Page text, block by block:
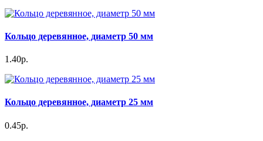
Кольцо деревянное, диаметр 50 мм
1.40р.
Кольцо деревянное, диаметр 25 мм
0.45р.